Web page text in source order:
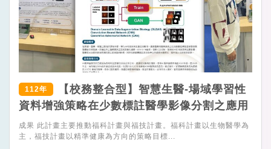
112年
【校務整合型】智慧生醫-場域學習性
資料增強策略在少數標註醫學影像分割之應用
成果 此計畫主要推動福科計畫與福技計畫。福科計畫以生物醫學為
主，福技計畫以精準健康為方向的策略目標...